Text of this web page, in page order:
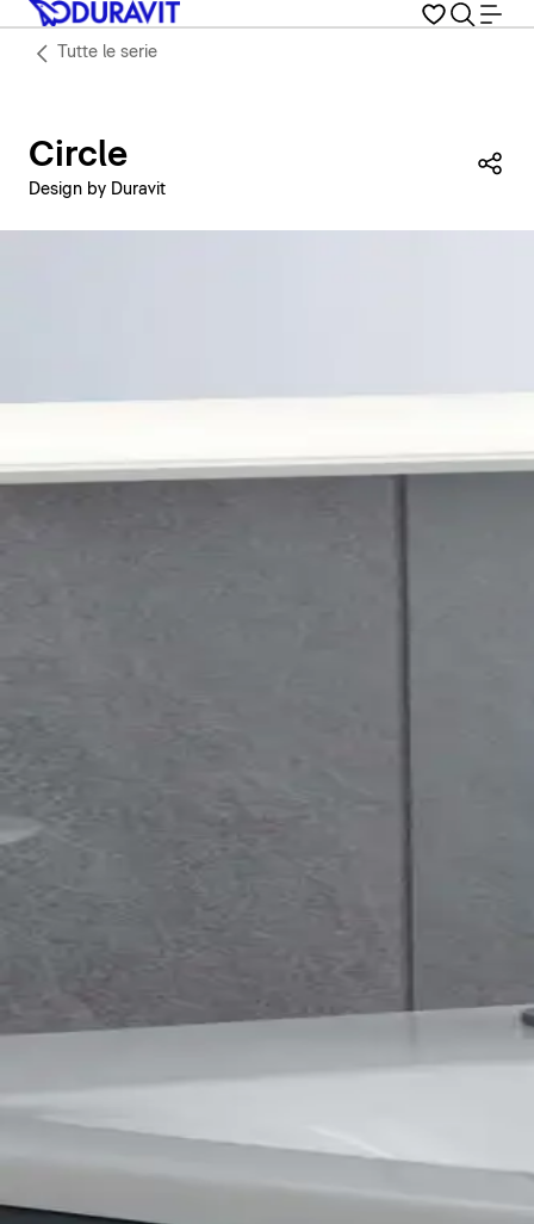
Tutte le serie
Circle
Design by Duravit